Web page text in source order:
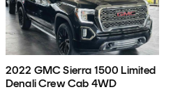
2022 GMC Sierra 1500 Limited
Denali Crew Cab 4WD